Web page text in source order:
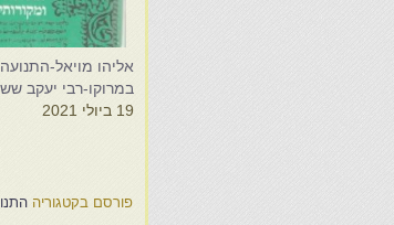
אליהו מויאל-
במרוקו-רבי יעקב
19 ביולי 2021
פורסם בקטגוריה